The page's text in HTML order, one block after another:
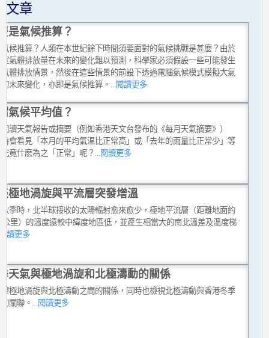
文章
是氣候推算？
候推算？人類在本世紀餘下時間須要面對的氣候挑戰是甚麼？由於
氣體排放量在未來的變化難以預測，科學家必須假設一些可能發生
體排放情景，然後在這些情景的前設下透過電腦氣候模式模擬大氣
未來變化，亦即是氣候推算。
...閱讀更多
氣候平均值？
讀天氣報告或摘要（例如香港天文台發布的《每月天氣摘要》）
會看見「本月的平均氣温比正常高」或「去年的雨量比正常少」等
竟什麽為之「正常」呢？ ...閱讀更多
極地渦旋與平流層突發增溫
季時，北半球接收的太陽輻射愈來愈少，極地平流層（距離地面約
公里）的溫度遠較中緯度地區低，並產生相當大的南北溫差及溫度梯
讀更多
天氣與極地渦旋和北極濤動的關係
極地渦旋與北極濤動之間的關係，同時也檢視北極濤動與香港冬季
關聯。 ...閱讀更多